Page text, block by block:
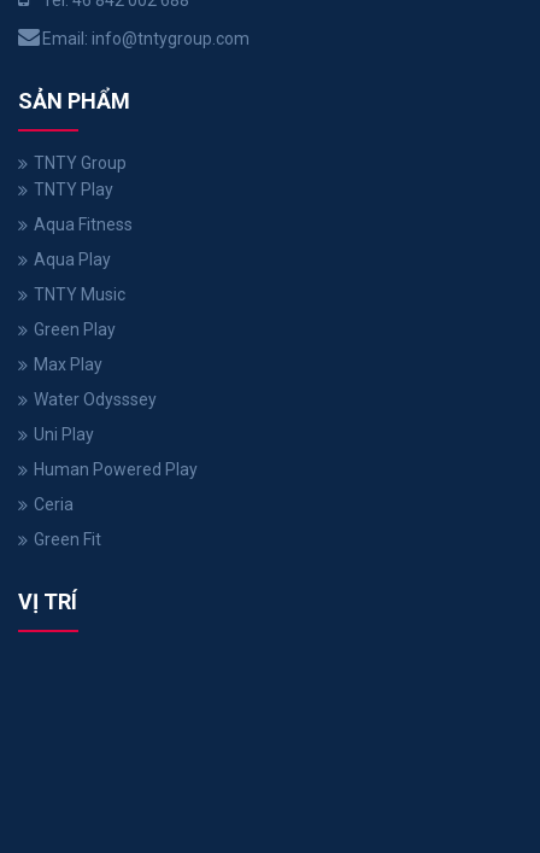
Email: info@tntygroup.com
SẢN PHẨM
TNTY Group
TNTY Play
Aqua Fitness
Aqua Play
TNTY Music
Green Play
Max Play
Water Odysssey
Uni Play
Human Powered Play
Ceria
Green Fit
VỊ TRÍ